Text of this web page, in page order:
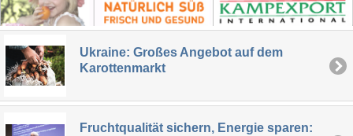
Ukraine: Großes Angebot auf dem
Karottenmarkt
Fruchtqualität sichern, Energie sparen: